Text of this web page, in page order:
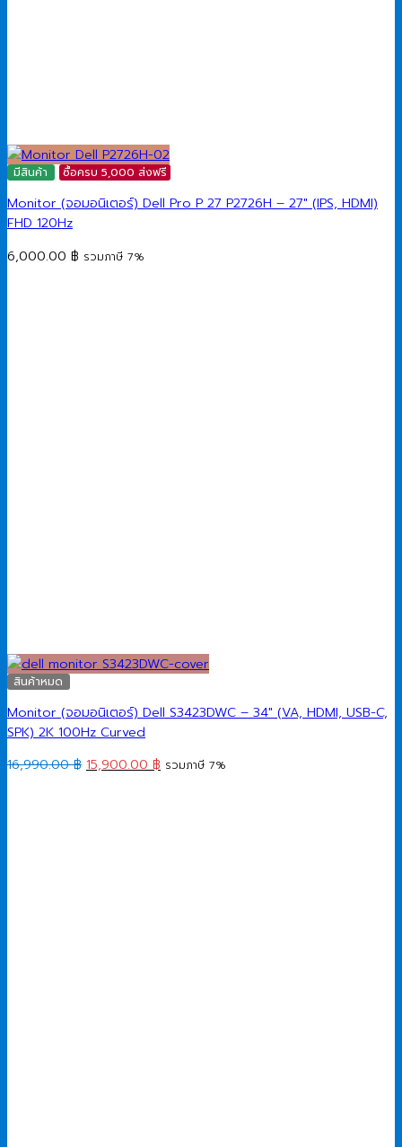
มีสินค้า ซื้อครบ 5,000 ส่งฟรี
Monitor (จอมอนิเตอร์) Dell Pro P 27 P2726H​ – 27″ (IPS, HDMI)
FHD 120Hz
6,000.00 ฿ รวมภาษี 7%
สินค้าหมด
Monitor (จอมอนิเตอร์) Dell S3423DWC – 34″ (VA, HDMI, USB-C,
SPK) 2K 100Hz Curved
16,990.00฿ Original
15,900.00 ฿ Current
รวมภาษี 7%